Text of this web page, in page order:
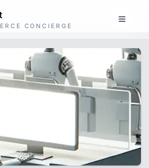
CONCIERGE